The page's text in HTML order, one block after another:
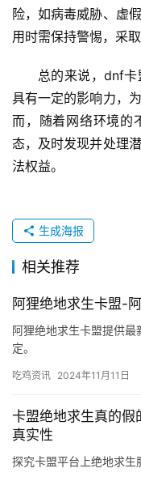
险，如病毒威胁、虚
用时需保持警惕，采
总的来说，dnf
具有一定的影响力，
而，随着网络环境的
态，及时发现并处理
法权益。
生成海报
相关推荐
阿狸绝地求生卡盟-
阿狸绝地求生卡盟提供
定。
吃鸡资讯 2024年11月11日
卡盟绝地求生真的
真实性
探究卡盟平台上绝地求生